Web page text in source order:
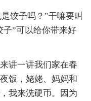
饺子吗？”干嘛要叫
子”可以给你带来好
讲一讲我们家在春
饭，姥姥、妈妈和
我来洗硬币。因为